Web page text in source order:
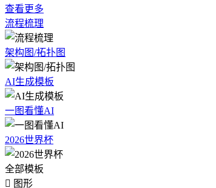
查看更多
流程梳理
架构图/拓扑图
AI生成模板
一图看懂AI
2026世界杯
全部模板
 图形